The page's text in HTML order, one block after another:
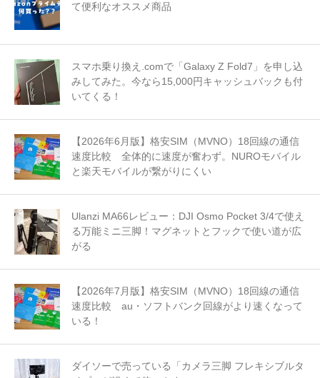
て便利なオススメ商品
スマホ乗り換え.comで「Galaxy Z Fold7」を申し込
みしてみた。今なら15,000円キャッシュバックも付
いてくる！
【2026年6月版】格安SIM（MVNO）18回線の通信
速度比較 全体的に速度が奮わず。NUROモバイル
と楽天モバイルが繋がりにくい
Ulanzi MA66レビュー：DJI Osmo Pocket 3/4で使え
る万能ミニ三脚！マグネットとフックで使い道が広
がる
【2026年7月版】格安SIM（MVNO）18回線の通信
速度比較 au・ソフトバンク回線がより速くなって
いる！
ダイソーで売っている「カメラ三脚 フレキシブルタ